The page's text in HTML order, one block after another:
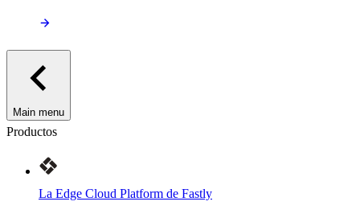
Main menu
Productos
La Edge Cloud Platform de Fastly